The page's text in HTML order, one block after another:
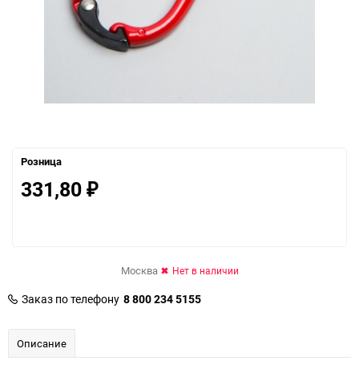
Розница
331,80 ₽
Москва Нет в наличии
Заказ по телефону 8 800 234 5155
Описание